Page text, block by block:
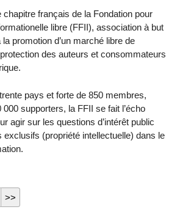
chapitre français de la Fondation pour
libre (FFII), association à but
promotion d’un marché libre de
des auteurs et consommateurs
pays et forte de 850 membres,
supporters, la FFII se fait l’écho
agir sur les questions d’intérêt public
exclusifs (propriété intellectuelle) dans le